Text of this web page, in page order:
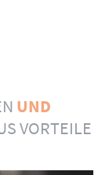
UND
VORTEILE